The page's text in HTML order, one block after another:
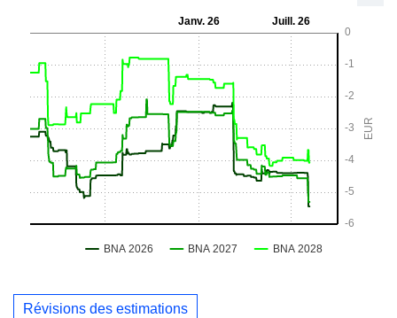
Révisions des estimations